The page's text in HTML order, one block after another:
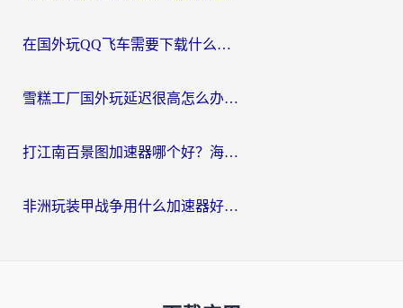
在国外玩QQ飞车需要下载什么加速器呢？海外党亲测有效的国服游戏加速指南
雪糕工厂国外玩延迟很高怎么办？海外玩家国服游戏加速终极攻略（附实测推荐）
打江南百景图加速器哪个好？海外党踩坑N次后，终于找到不卡的秘诀
非洲玩装甲战争用什么加速器好？海外党亲测有效的国服游戏加速方案